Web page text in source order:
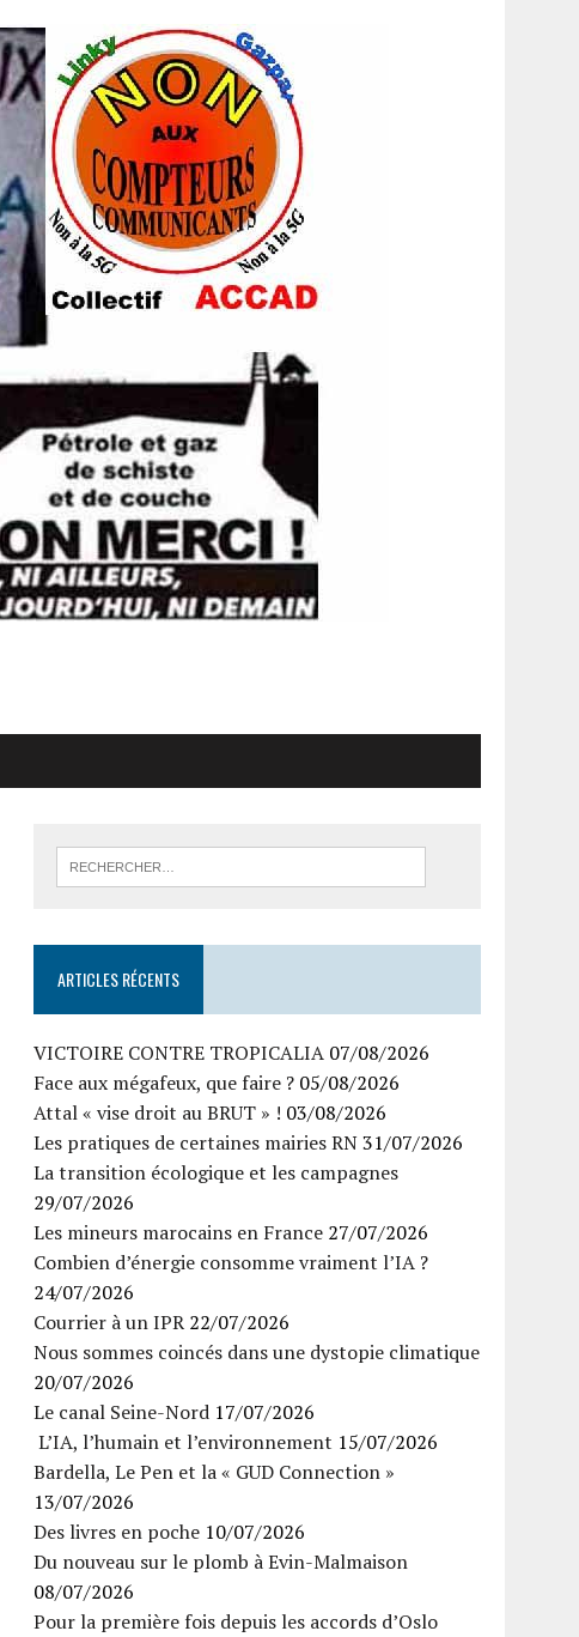
ARTICLES RÉCENTS
VICTOIRE CONTRE TROPICALIA 07/08/2026
Face aux mégafeux, que faire ? 05/08/2026
Attal « vise droit au BRUT » ! 03/08/2026
Les pratiques de certaines mairies RN31/07/2026
La transition écologique et les campagnes
29/07/2026
Les mineurs marocains en France 27/07/2026
Combien d’énergie consomme vraiment l’IA ?
24/07/2026
Courrier à un IPR 22/07/2026
Nous sommes coincés dans une dystopie climatique
20/07/2026
Le canal Seine-Nord 17/07/2026
L’IA, l’humain et l’environnement 15/07/2026
Bardella, Le Pen et la « GUD Connection »
13/07/2026
Des livres en poche 10/07/2026
Du nouveau sur le plomb à Evin-Malmaison
08/07/2026
Pour la première fois depuis les accords d’Oslo